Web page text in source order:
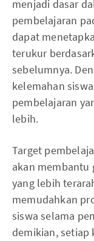
menjadi dasar
pembelajaran
dapat
terukur
sebelumnya.
kelemahan
pembelajaran
lebih.
Target
akan membantu
yang lebih
memudahkan
siswa selama
demikian, setiap